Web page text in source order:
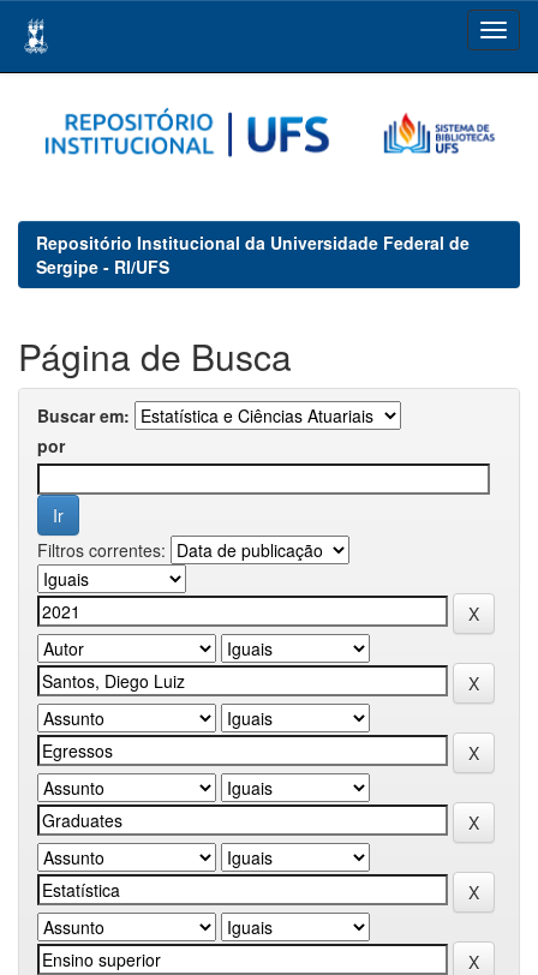
navigation
Repositório Institucional da Universidade Federal de
Sergipe - RI/UFS
Página de Busca
Buscar em:
por
Filtros correntes: